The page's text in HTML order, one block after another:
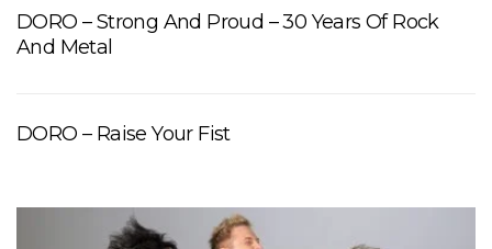
DORO – Strong And Proud – 30 Years Of Rock
And Metal
DORO – Raise Your Fist